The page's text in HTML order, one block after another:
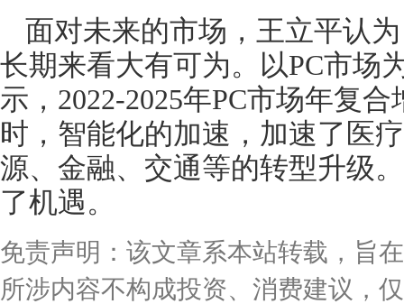
面对未来的市场，王立平认
长期来看大有可为。以PC市场
示，2022-2025年PC市场年复
时，智能化的加速，加速了医
源、金融、交通等的转型升级
了机遇。
免责声明：该文章系本站转载，旨
所涉内容不构成投资、消费建议，